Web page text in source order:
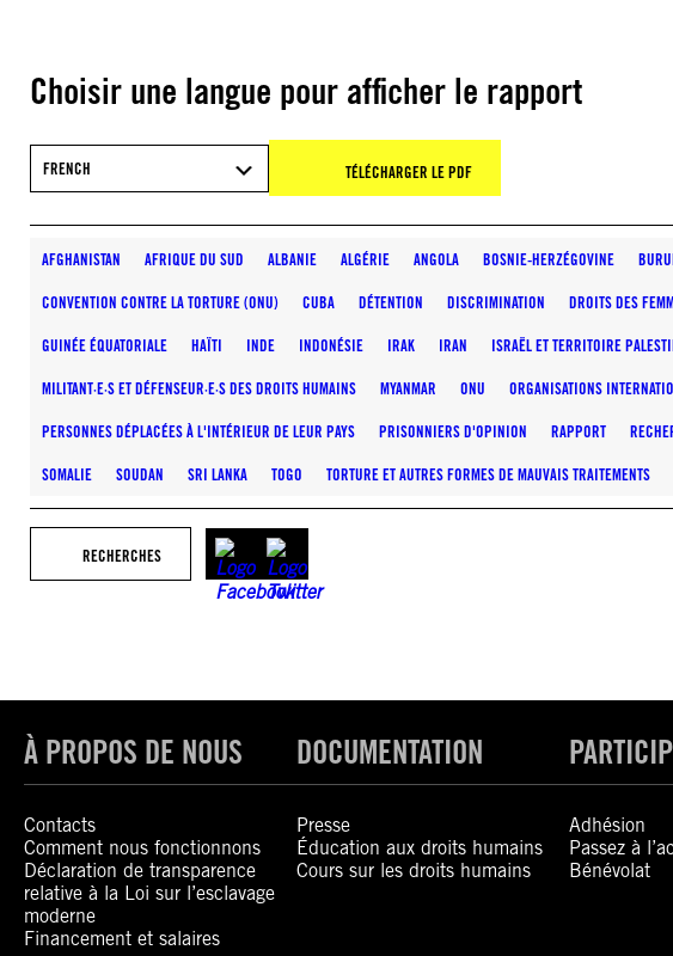
Choisir une langue pour afficher le rapport
FRENCH TÉLÉCHARGER LE PDF
AFGHANISTAN AFRIQUE DU SUD ALBANIE ALGÉRIE ANGOLA BOSNIE-HERZÉGOVINE
CONVENTION CONTRE LA TORTURE (ONU) CUBA DÉTENTION DISCRIMINATION DROITS DES
GUINÉE ÉQUATORIALE HAÏTI INDE INDONÉSIE IRAK IRAN ISRAËL ET TERRITOIRE
MILITANT·E·S ET DÉFENSEUR·E·S DES DROITS HUMAINS MYANMAR ONU ORGANISATIONS
PERSONNES DÉPLACÉES À L'INTÉRIEUR DE LEUR PAYS PRISONNIERS D'OPINION RAPPORT
SOMALIE SOUDAN SRI LANKA TOGO TORTURE ET AUTRES FORMES DE MAUVAIS TRAITEMENTS
RECHERCHES
À PROPOS DE NOUS
Contacts
Comment nous fonctionnons
Déclaration de transparence
relative à la Loi sur l’esclavage
moderne
Financement et salaires
DOCUMENTATION
Presse
Éducation aux droits humains
Cours sur les droits humains
Adhésion
Passez à
Bénévolat